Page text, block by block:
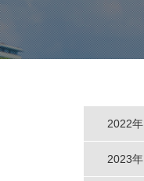
2022年
2023年